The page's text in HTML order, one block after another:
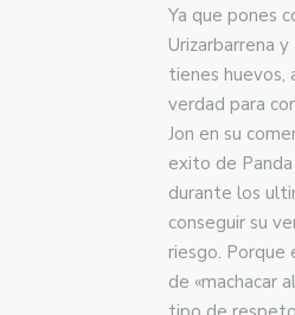
Ya que pones
Urizarbarrena
tienes huevos,
verdad para
Jon en su
exito de
durante los
conseguir su
riesgo. Porque
de «machacar